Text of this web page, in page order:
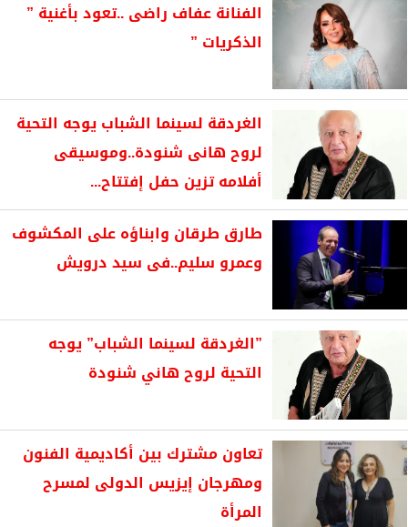
الفنانة عفاف راضى ..تعود بأغنية ”
الذكريات ”
الغردقة لسينما الشباب يوجه التحية
لروح هانى شنودة..وموسيقى
أفلامه تزين حفل إفتتاح...
طارق طرقان وابناؤه على المكشوف
وعمرو سليم..فى سيد درويش
”الغردقة لسينما الشباب” يوجه
التحية لروح هاني شنودة
تعاون مشترك بين أكاديمية الفنون
ومهرجان إيزيس الدولى لمسرح
المرأة